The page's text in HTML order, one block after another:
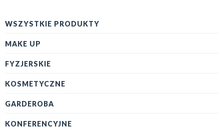
WSZYSTKIE PRODUKTY
MAKE UP
FYZJERSKIE
KOSMETYCZNE
GARDEROBA
KONFERENCYJNE